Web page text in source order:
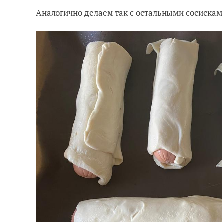
Аналогично делаем так с остальными